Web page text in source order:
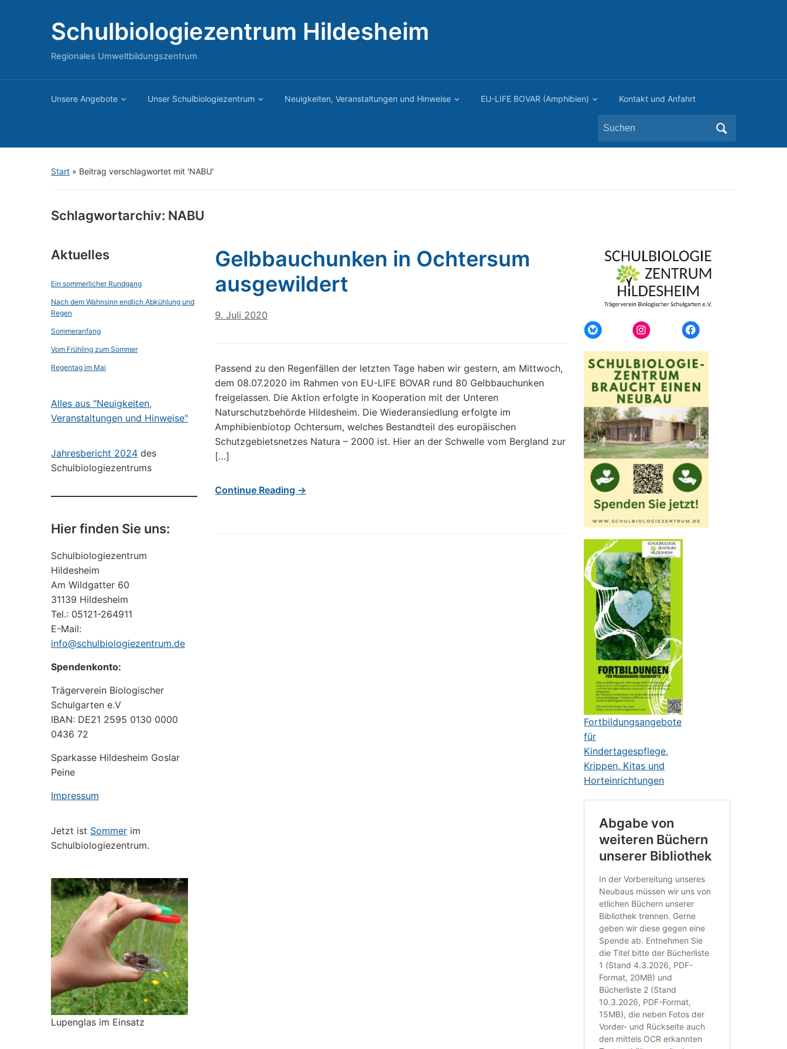
Schulbiologiezentrum Hildesheim
Regionales Umweltbildungszentrum
Unsere Angebote Unser Schulbiologiezentrum Neuigkeiten, Veranstaltungen und Hinweise EU-LIFE BOVAR (Amphibien) Kontakt und Anfahrt
Search
for:
Start » Beitrag verschlagwortet mit 'NABU'
Schlagwortarchiv: NABU
Aktuelles
Ein sommerlicher Rundgang
Nach dem Wahnsinn endlich Abkühlung und
Regen
Sommeranfang
Vom Frühling zum Sommer
Regentag im Mai
Alles aus "Neuigkeiten,
Veranstaltungen und Hinweise"
Jahresbericht 2024 des
Schulbiologiezentrums
Hier finden Sie uns:
Schulbiologiezentrum
Hildesheim
Am Wildgatter 60
31139 Hildesheim
Tel.: 05121-264911
E-Mail:
info@schulbiologiezentrum.de
Spendenkonto:
Trägerverein Biologischer
Schulgarten e.V
IBAN: DE21 2595 0130 0000
0436 72
Sparkasse Hildesheim Goslar
Peine
Impressum
Jetzt ist Sommer im
Schulbiologiezentrum.
Lupenglas im Einsatz
Gelbbauchunken in Ochtersum
ausgewildert
9. Juli 2020
Passend zu den Regenfällen der letzten Tage haben wir gestern, am Mittwoch,
dem 08.07.2020 im Rahmen von EU-LIFE BOVAR rund 80 Gelbbauchunken
freigelassen. Die Aktion erfolgte in Kooperation mit der Unteren
Naturschutzbehörde Hildesheim. Die Wiederansiedlung erfolgte im
Amphibienbiotop Ochtersum, welches Bestandteil des europäischen
Schutzgebietsnetzes Natura – 2000 ist. Hier an der Schwelle vom Bergland zur
[…]
Continue Reading →
Fortbildungsangebote
für
Kindertagespflege,
Krippen, Kitas und
Horteinrichtungen